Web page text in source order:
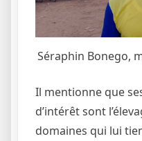
Séraphin Bonego,
Il mentionne que
d’intérêt sont
domaines qui lui